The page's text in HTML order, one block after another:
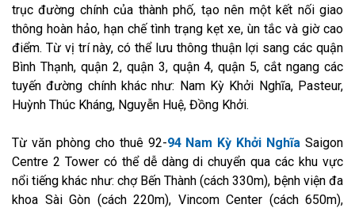
trục đường chính của thành phố, tạo nên một kết nối giao
thông hoàn hảo, hạn chế tình trạng kẹt xe, ùn tắc và giờ cao
điểm. Từ vị trí này, có thể lưu thông thuận lợi sang các quận
Bình Thạnh, quận 2, quận 3, quận 4, quận 5, cắt ngang các
tuyến đường chính khác như: Nam Kỳ Khởi Nghĩa, Pasteur,
Huỳnh Thúc Kháng, Nguyễn Huệ, Đồng Khởi.
Từ văn phòng cho thuê 92-94 Nam Kỳ Khởi Nghĩa Saigon
Centre 2 Tower có thể dễ dàng di chuyển qua các khu vực
nổi tiếng khác như: chợ Bến Thành (cách 330m), bệnh viện đa
khoa Sài Gòn (cách 220m), Vincom Center (cách 650m),